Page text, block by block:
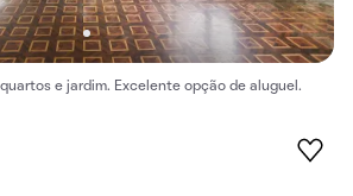
e jardim. Excelente opção de aluguel.